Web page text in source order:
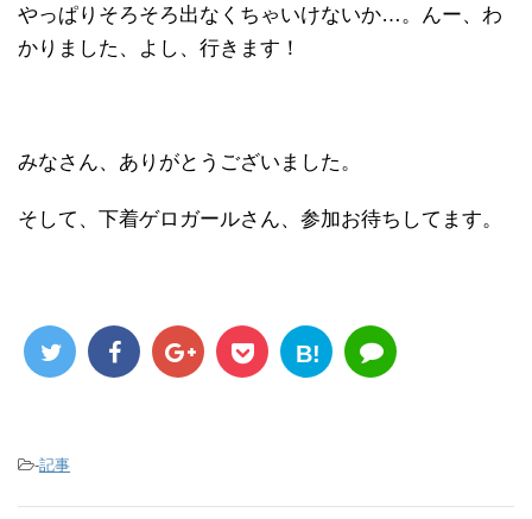
やっぱりそろそろ出なくちゃいけないか…。んー、わ
かりました、よし、行きます！
みなさん、ありがとうございました。
そして、下着ゲロガールさん、参加お待ちしてます。
B!
-記事